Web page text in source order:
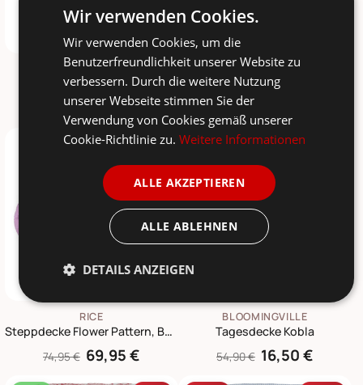
IB LAURSEN
Quilt Blumenranke Grün
51,90 € 46,90 €
RICE
74,95 €
-7%
RICE
Steppdecke Flower Pattern, Baumwolldecke
74,95 € 69,95 €
BLOOMINGVILLE
Tagesdecke Kobla
54,90 € 16,50 €
Wir verwenden Cookies.
Wir verwenden Cookies, um die
Benutzerfreundlichkeit unserer Website zu
verbessern. Durch die weitere Nutzung
unserer Webseite stimmen Sie der
Verwendung von Cookies gemäß unserer
Cookie-Richtlinie zu. Weitere Informationen
ALLE AKZEPTIEREN
ALLE ABLEHNEN
DETAILS ANZEIGEN